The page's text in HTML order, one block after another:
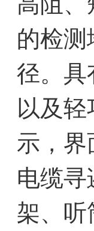
的检
径。具
以及
示，界
电缆
架、听